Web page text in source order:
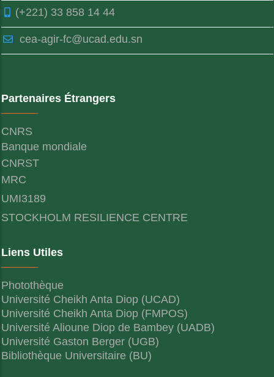
(+221) 33 858 14 44
cea-agir-fc@ucad.edu.sn
Partenaires Étrangers
CNRS
Banque mondiale
CNRST
MRC
UMI3189
STOCKHOLM RESILIENCE CENTRE
Liens Utiles
Photothèque
Université Cheikh Anta Diop (UCAD)
Université Cheikh Anta Diop (FMPOS)
Université Alioune Diop de Bambey (UADB)
Université Gaston Berger (UGB)
Bibliothèque Universitaire (BU)